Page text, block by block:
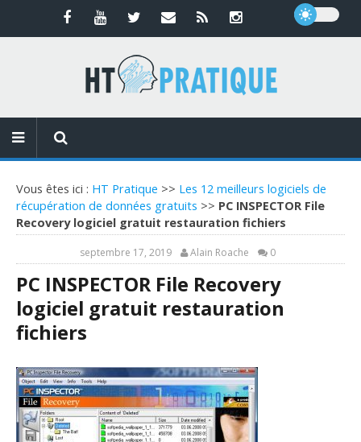
Vous êtes ici : HT Pratique >> Les 12 meilleurs logiciels de
récupération de données gratuits >> PC INSPECTOR File
Recovery logiciel gratuit restauration fichiers
septembre 17, 2019 Alain Roache 0
PC INSPECTOR File Recovery
logiciel gratuit restauration
fichiers